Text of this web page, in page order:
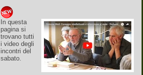
In questa
pagina si
trovano tutti
i video degli
incontri del
sabato.